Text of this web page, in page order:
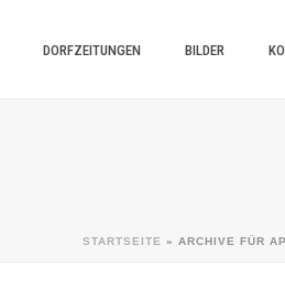
DORFZEITUNGEN BILDER
STARTSEITE » ARCHIVE FÜR